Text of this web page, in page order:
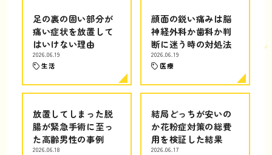
足の裏の固い部分が
痛い症状を放置して
はいけない理由
2026.06.19
生活
顔面の鋭い痛みは脳
神経外科か歯科か判
断に迷う時の対処法
2026.06.19
医療
放置してしまった脱
腸が緊急手術に至っ
た高齢男性の事例
2026.06.18
結局どっちが安いの
か花粉症対策の総費
用を検証した結果
2026.06.17